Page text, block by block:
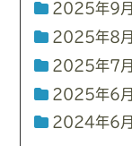
2025年9月
2025年8月
2025年7月
2025年6月
2024年6月